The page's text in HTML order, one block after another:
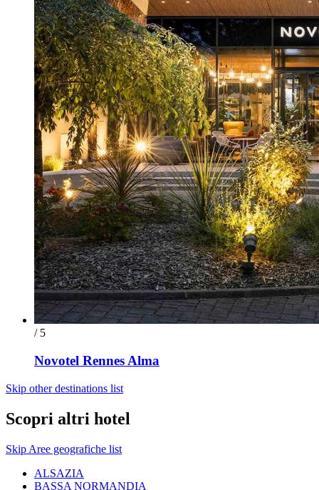
/ 5
Novotel Rennes Alma
Skip other destinations list
Scopri altri hotel
Skip Aree geografiche list
ALSAZIA
BASSA NORMANDIA